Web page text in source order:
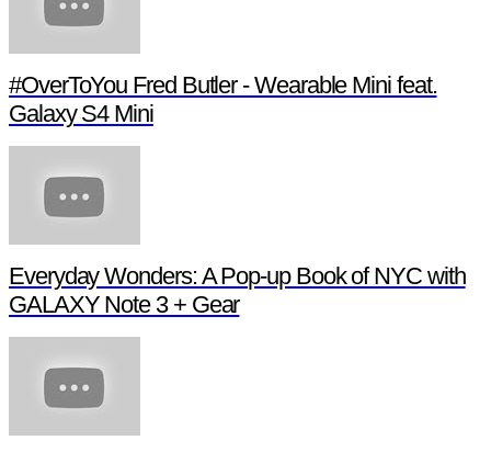
#OverToYou Fred Butler - Wearable Mini feat.
Galaxy S4 Mini
Everyday Wonders: A Pop-up Book of NYC with
GALAXY Note 3 + Gear